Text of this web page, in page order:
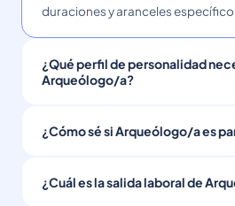
duraciones y aranceles
¿Qué perfil de personalidad
Arqueólogo/a?
¿Cómo sé si Arqueólogo/a es
¿Cuál es la salida laboral de